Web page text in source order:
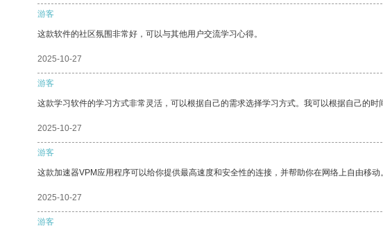
游客
这款软件的社区氛围非常好，可以与其他用户交流学习心得。
2025-10-27
游客
这款学习软件的学习方式非常灵活，可以根据自己的需求选择学习方式。我可以根据自己的时
2025-10-27
游客
这款加速器VPM应用程序可以给你提供最高速度和安全性的连接，并帮助你在网络上自由移动。
2025-10-27
游客